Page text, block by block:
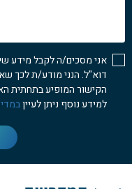
אני מסכים/ה לקבל מידע
דוא"ל. הנני מודע/ת לכך
הקישור המופיע בתחתית
למידע נוסף ניתן לעיין